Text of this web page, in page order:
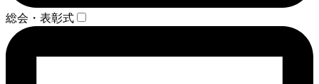
総会・表彰式